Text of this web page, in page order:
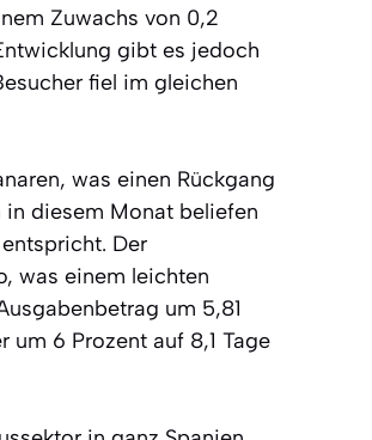
Zuwachs von 0,2
gibt es jedoch
fiel im gleichen
was einen Rückgang
diesem Monat beliefen
Der
was einem leichten
um 5,81
um 6 Prozent auf 8,1 Tage